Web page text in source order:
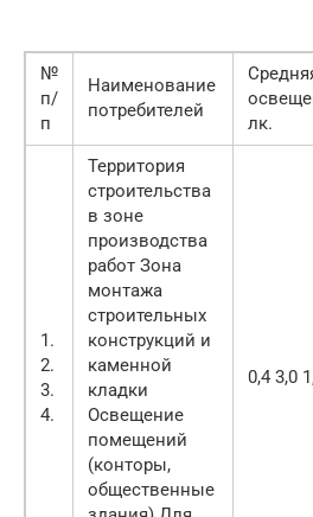
№
п/
п
Наименование
потребителей
лк.
1.
2.
3.
4.
Территория
строительства
в зоне
производства
работ Зона
монтажа
строительных
конструкций и
каменной
кладки
Освещение
помещений
(конторы,
общественные
0,4 3,0